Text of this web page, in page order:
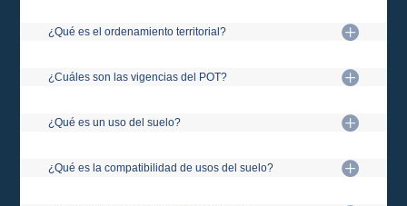
¿Qué es el ordenamiento territorial?
¿Cuáles son las vigencias del POT?
¿Qué es un uso del suelo?
¿Qué es la compatibilidad de usos del suelo?